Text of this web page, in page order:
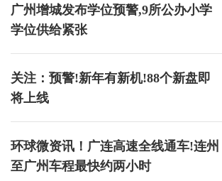
广州增城发布学位预警,9所公办小学
学位供给紧张
关注：预警!新年有新机!88个新盘即
将上线
环球微资讯！广连高速全线通车!连州
至广州车程最快约两小时